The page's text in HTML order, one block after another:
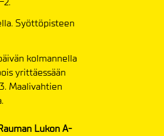
Syöttöpisteen
kolmannella
yrittäessään
Maalivahtien
Lukon A-